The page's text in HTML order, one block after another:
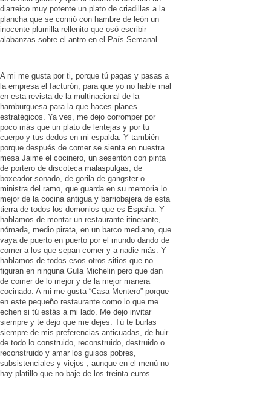
diarreico muy potente un plato de criadillas a la
plancha que se comió con hambre de león un
inocente plumilla rellenito que osó escribir
alabanzas sobre el antro en el País Semanal.
A mi me gusta por ti, porque tú pagas y pasas a
la empresa el facturón, para que yo no hable mal
en esta revista de la multinacional de la
hamburguesa para la que haces planes
estratégicos. Ya ves, me dejo corromper por
poco más que un plato de lentejas y por tu
cuerpo y tus dedos en mi espalda. Y también
porque después de comer se sienta en nuestra
mesa Jaime el cocinero, un sesentón con pinta
de portero de discoteca malaspulgas, de
boxeador sonado, de gorila de gangster o
ministra del ramo, que guarda en su memoria lo
mejor de la cocina antigua y barriobajera de esta
tierra de todos los demonios que es España. Y
hablamos de montar un restaurante itinerante,
nómada, medio pirata, en un barco mediano, que
vaya de puerto en puerto por el mundo dando de
comer a los que sepan comer y a nadie más. Y
hablamos de todos esos otros sitios que no
figuran en ninguna Guía Michelin pero que dan
de comer de lo mejor y de la mejor manera
cocinado. A mi me gusta “Casa Mentero” porque
en este pequeño restaurante como lo que me
echen si tú estás a mi lado. Me dejo invitar
siempre y te dejo que me dejes. Tú te burlas
siempre de mis preferencias anticuadas, de huir
de todo lo construido, reconstruido, destruido o
reconstruido y amar los guisos pobres,
subsistenciales y viejos , aunque en el menú no
hay platillo que no baje de los treinta euros.